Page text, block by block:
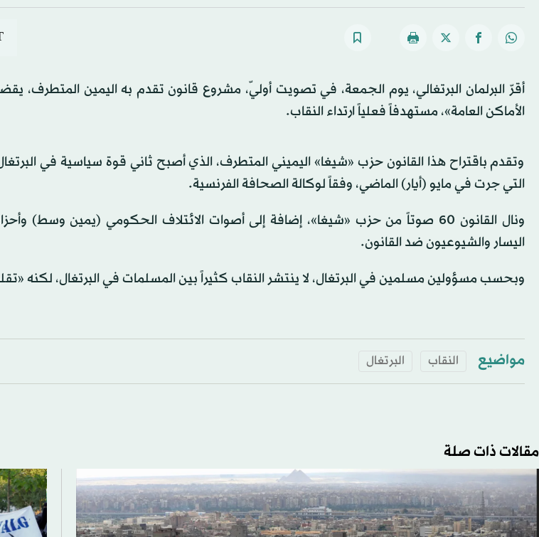
أقرّ البرلمان البرتغالي، يوم الجمعة، في تصويت أوليّ، مشروع قانون تقدم به اليمين المتطرف،
الأماكن العامة»، مستهدفاً فعلياً ارتداء النقاب.
وتقدم باقتراح هذا القانون حزب «شيغا» اليميني المتطرف، الذي أصبح ثاني قوة سياسية في
التي جرت في مايو (أيار) الماضي، وفقاً لوكالة الصحافة الفرنسية.
ونال القانون 60 صوتاً من حزب «شيغا»، إضافة إلى أصوات الائتلاف الحكومي (يمين وسط)
اليسار والشيوعيون ضد القانون.
وبحسب مسؤولين مسلمين في البرتغال، لا ينتشر النقاب كثيراً بين المسلمات في البرتغال، لكنه
مواضيع النقاب البرتغال
مقالات ذات صلة